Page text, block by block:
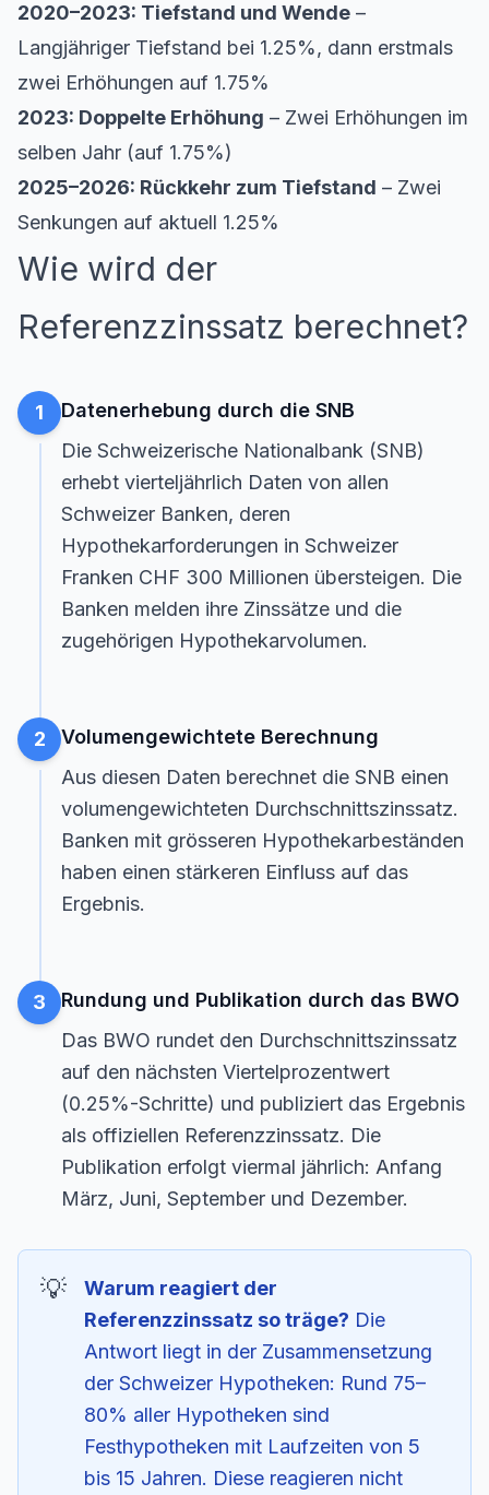
2020–2023: Tiefstand und Wende –
Langjähriger Tiefstand bei 1.25%, dann erstmals
zwei Erhöhungen auf 1.75%
2023: Doppelte Erhöhung – Zwei Erhöhungen im
selben Jahr (auf 1.75%)
2025–2026: Rückkehr zum Tiefstand – Zwei
Senkungen auf aktuell 1.25%
Wie wird der
Referenzzinssatz berechnet?
1
Datenerhebung durch die SNB
Die Schweizerische Nationalbank (SNB)
erhebt vierteljährlich Daten von allen
Schweizer Banken, deren
Hypothekarforderungen in Schweizer
Franken CHF 300 Millionen übersteigen. Die
Banken melden ihre Zinssätze und die
zugehörigen Hypothekarvolumen.
2
Volumengewichtete Berechnung
Aus diesen Daten berechnet die SNB einen
volumengewichteten Durchschnittszinssatz.
Banken mit grösseren Hypothekarbeständen
haben einen stärkeren Einfluss auf das
Ergebnis.
3
Rundung und Publikation durch das BWO
Das BWO rundet den Durchschnittszinssatz
auf den nächsten Viertelprozentwert
(0.25%-Schritte) und publiziert das Ergebnis
als offiziellen Referenzzinssatz. Die
Publikation erfolgt viermal jährlich: Anfang
März, Juni, September und Dezember.
Warum reagiert der
Referenzzinssatz so träge? Die
Antwort liegt in der Zusammensetzung
der Schweizer Hypotheken: Rund 75–
80% aller Hypotheken sind
Festhypotheken mit Laufzeiten von 5
bis 15 Jahren. Diese reagieren nicht